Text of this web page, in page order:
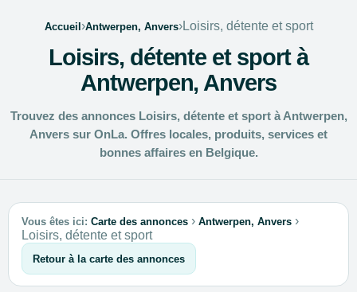
Accueil›Antwerpen, Anvers›Loisirs, détente et sport
Loisirs, détente et sport à
Antwerpen, Anvers
Trouvez des annonces Loisirs, détente et sport à Antwerpen,
Anvers sur OnLa. Offres locales, produits, services et
bonnes affaires en Belgique.
Vous êtes ici: Carte des annonces › Antwerpen, Anvers ›
Loisirs, détente et sport
Retour à la carte des annonces